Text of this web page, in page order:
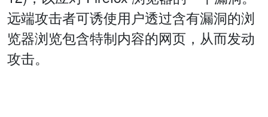
远端攻击者可诱使用户透过含有漏洞的浏
览器浏览包含特制内容的网页，从而发动
攻击。